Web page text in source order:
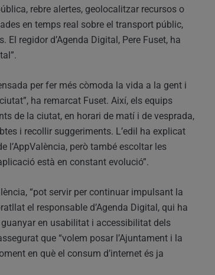
rebre alertes, geolocalitzar recursos o
en temps real sobre el transport públic,
El regidor d’Agenda Digital, Pere Fuset, ha
per fer més còmoda la vida a la gent i
ha remarcat Fuset. Així, els equips
de la ciutat, en horari de matí i de vesprada,
i recollir suggeriments. L’edil ha explicat
l’AppValència, però també escoltar les
està en constant evolució”.
“pot servir per continuar impulsant la
el responsable d’Agenda Digital, qui ha
en usabilitat i accessibilitat dels
que “volem posar l’Ajuntament i la
en què el consum d’internet és ja